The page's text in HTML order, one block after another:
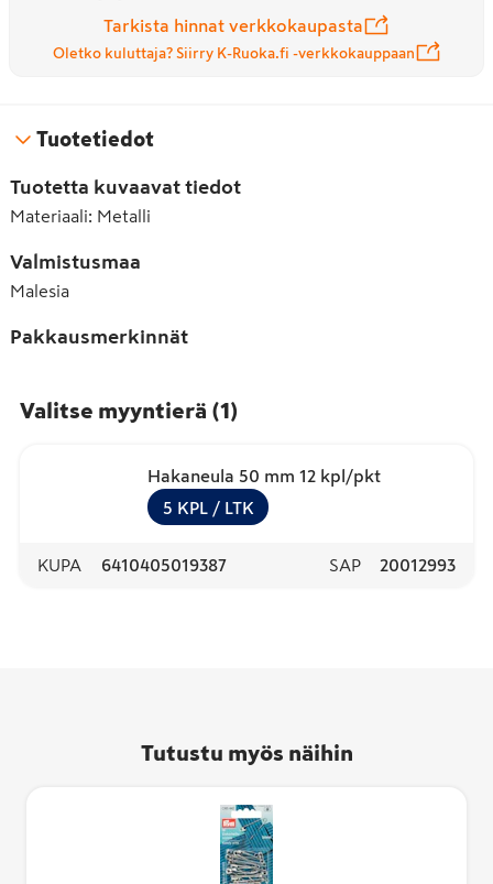
Tarkista hinnat verkkokaupasta
Oletko kuluttaja? Siirry K-Ruoka.fi -verkkokauppaan
Tuotetiedot
Tuotetta kuvaavat tiedot
Materiaali: Metalli
Valmistusmaa
Malesia
Pakkausmerkinnät
Valitse myyntierä (1 )
Hakaneula 50 mm 12 kpl/pkt
5 KPL / LTK
KUPA 6410405019387 SAP 20012993
Tutustu myös näihin